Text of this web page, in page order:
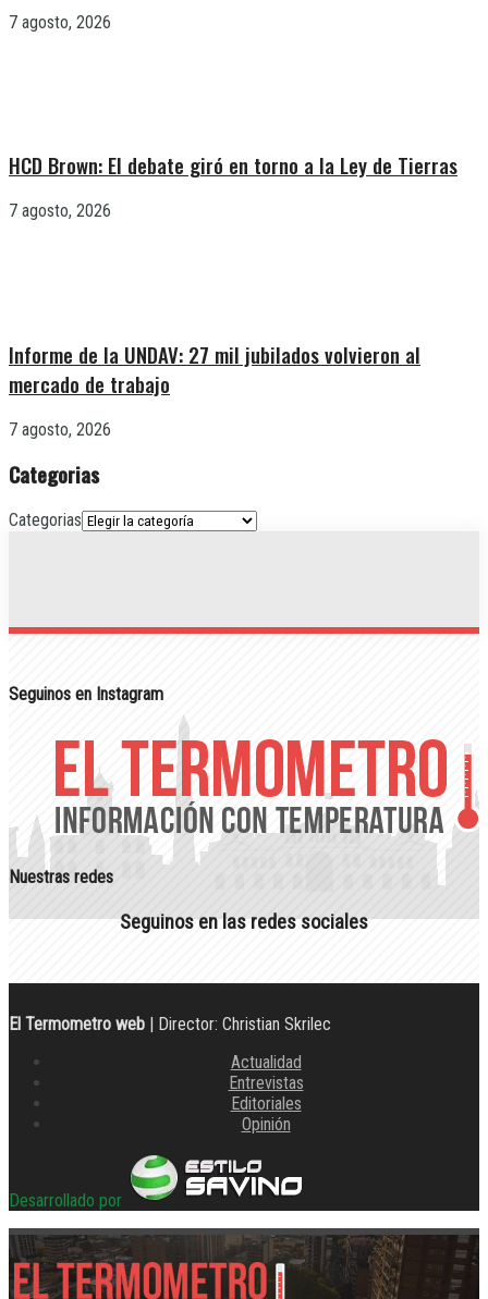
7 agosto, 2026
HCD Brown: El debate giró en torno a la Ley de Tierras
7 agosto, 2026
Informe de la UNDAV: 27 mil jubilados volvieron al
mercado de trabajo
7 agosto, 2026
Categorias
Categorias
Seguinos en Instagram
Nuestras redes
Seguinos en las redes sociales
El Termometro web | Director: Christian Skrilec
Actualidad
Entrevistas
Editoriales
Opinión
Desarrollado por